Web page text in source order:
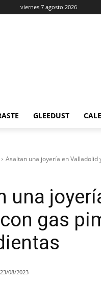
viernes 7 agosto 2026
GLEEDUST
Asaltan una joyería en Valladolid
una
gas
23/08/2023